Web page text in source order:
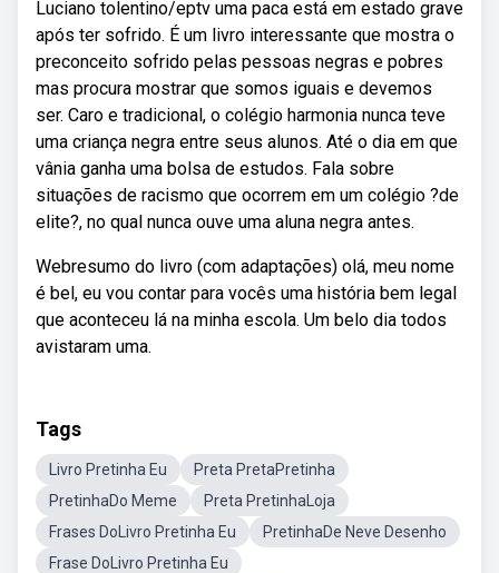
Luciano tolentino/eptv uma paca está em estado grave
após ter sofrido. É um livro interessante que mostra o
preconceito sofrido pelas pessoas negras e pobres
mas procura mostrar que somos iguais e devemos
ser. Caro e tradicional, o colégio harmonia nunca teve
uma criança negra entre seus alunos. Até o dia em que
vânia ganha uma bolsa de estudos. Fala sobre
situações de racismo que ocorrem em um colégio ?de
elite?, no qual nunca ouve uma aluna negra antes.
Webresumo do livro (com adaptações) olá, meu nome
é bel, eu vou contar para vocês uma história bem legal
que aconteceu lá na minha escola. Um belo dia todos
avistaram uma.
Tags
Livro Pretinha Eu
Preta PretaPretinha
PretinhaDo Meme
Preta PretinhaLoja
Frases DoLivro Pretinha Eu
PretinhaDe Neve Desenho
Frase DoLivro Pretinha Eu